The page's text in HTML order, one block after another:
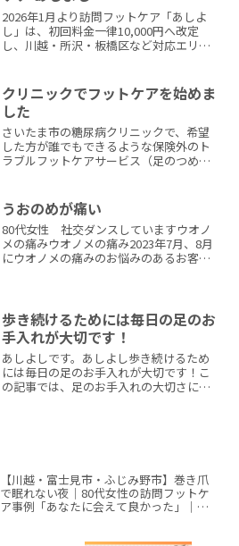
2026年1月より訪問フットケア「あしよ
し」は、初回料金一律10,000円へ改定
し、川越・所沢・板橋区など対応エリア
族からのご相談も可能です。
クリニックでフットケアを始めま
した
さいたま市の糖尿病クリニックで、希望
した方が誰でもできるような保険外のト
ラブルフットケアサービス（足のつめき
うおのめが痛い
80代女性 社交ダンスしていますウオノ
メの痛みウオノメの痛み2023年7月、8月
にウオノメの痛みのお悩みのあるお客さ
足の状態80代...
歩き続けるためには毎日の足のお
手入れが大切です！
あしよしです。あしよし歩き続けるため
には毎日の足のお手入れが大切です！こ
の記事では、足のお手入れの大切さにつ
【川越・富士見市・ふじみ野市】巻き爪
で眠れない夜｜80代女性の訪問フットケ
ア事例「あなたに会えて良かった」｜娘